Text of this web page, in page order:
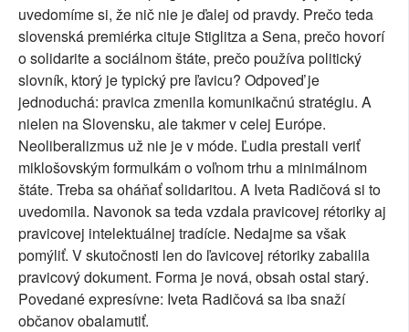
uvedomíme si, že nič nie je ďalej od pravdy. Prečo teda
slovenská premiérka cituje Stiglitza a Sena, prečo hovorí
o solidarite a sociálnom štáte, prečo používa politický
slovník, ktorý je typický pre ľavicu? Odpoveď je
jednoduchá: pravica zmenila komunikačnú stratégiu. A
nielen na Slovensku, ale takmer v celej Európe.
Neoliberalizmus už nie je v móde. Ľudia prestali veriť
miklošovským formulkám o voľnom trhu a minimálnom
štáte. Treba sa oháňať solidaritou. A Iveta Radičová si to
uvedomila. Navonok sa teda vzdala pravicovej rétoriky aj
pravicovej intelektuálnej tradície. Nedajme sa však
pomýliť. V skutočnosti len do ľavicovej rétoriky zabalila
pravicový dokument. Forma je nová, obsah ostal starý.
Povedané expresívne: Iveta Radičová sa iba snaží
občanov obalamutiť.